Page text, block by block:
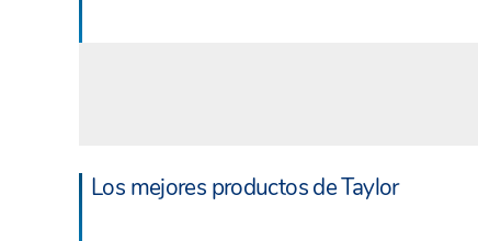
Los mejores productos de Taylor